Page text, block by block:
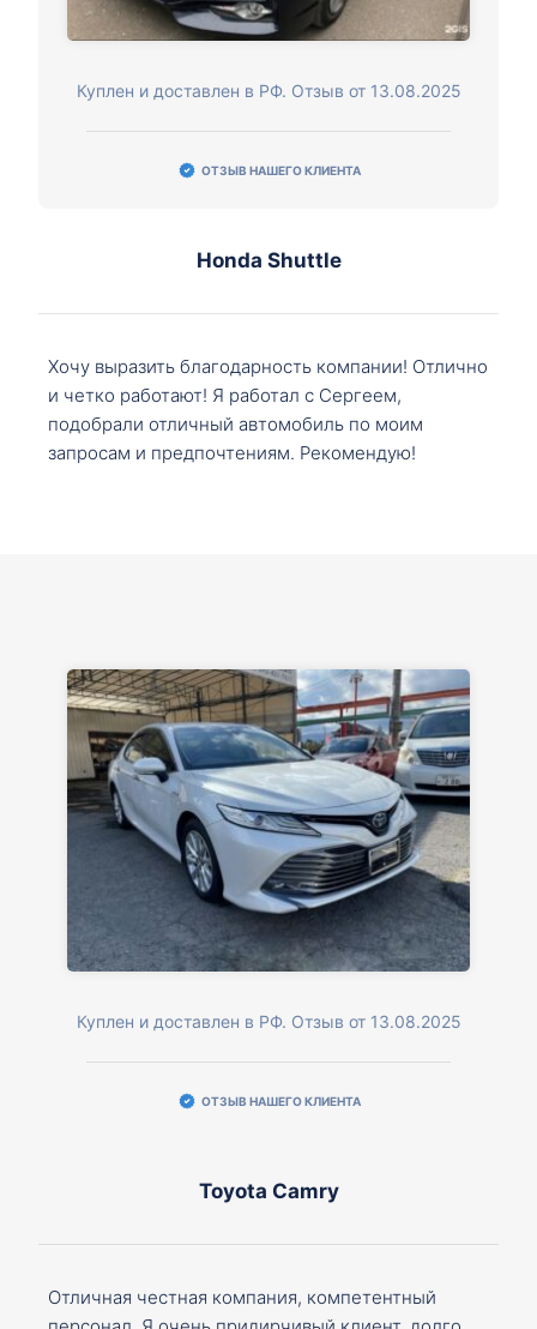
Куплен и доставлен в РФ. Отзыв от 13.08.2025
ОТЗЫВ НАШЕГО КЛИЕНТА
Honda Shuttle
Хочу выразить благодарность компании! Отлично
и четко работают! Я работал с Сергеем,
подобрали отличный автомобиль по моим
запросам и предпочтениям. Рекомендую!
Куплен и доставлен в РФ. Отзыв от 13.08.2025
ОТЗЫВ НАШЕГО КЛИЕНТА
Toyota Camry
Отличная честная компания, компетентный